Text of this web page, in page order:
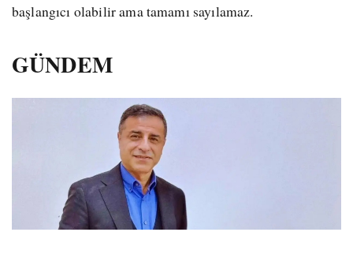
başlangıcı olabilir ama tamamı sayılamaz.
GÜNDEM